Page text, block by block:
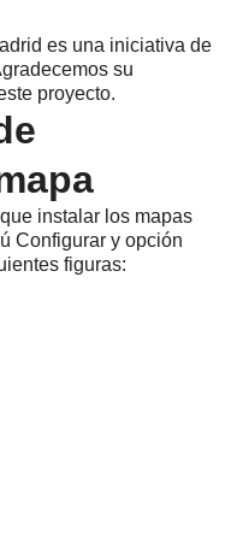
es una iniciativa de
su
proyecto.
instalar los mapas
Configurar y opción
figuras: